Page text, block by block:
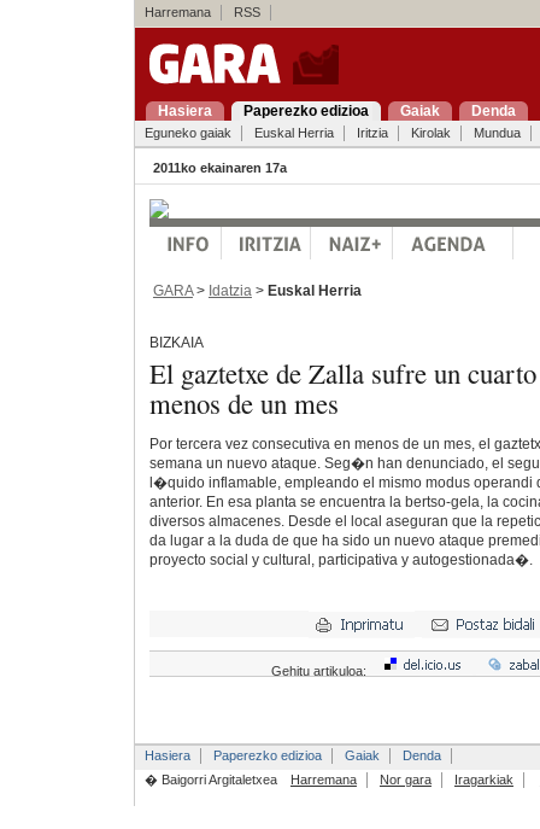
Harremana RSS
Hasiera Paperezko edizioa Gaiak Denda
Eguneko gaiak Euskal Herria Iritzia Kirolak Mundua
2011ko ekainaren 17a
GARA> Idatzia > Euskal Herria
BIZKAIA
El gaztetxe de Zalla sufre un
menos de un mes
Por tercera vez consecutiva en menos de un mes, el
semana un nuevo ataque. Seg�n han denunciado, el
l�quido inflamable, empleando el mismo modus
anterior. En esa planta se encuentra la bertso-gela, la
diversos almacenes. Desde el local aseguran que la
da lugar a la duda de que ha sido un nuevo ataque
proyecto social y cultural, participativa y autogestionada�.
Gehitu artikuloa:
Hasiera Paperezko edizioa Gaiak
Denda
� Baigorri Argitaletxea
Harremana Nor gara Iragarkiak